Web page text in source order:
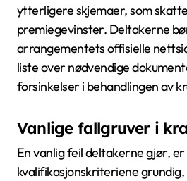
ytterligere skjemaer, som
premiegevinster. Deltakerne
arrangementets offisielle
liste over nødvendige
forsinkelser i behandlingen av
Vanlige fallgruver i
En vanlig feil deltakerne gjør, er
kvalifikasjonskriteriene